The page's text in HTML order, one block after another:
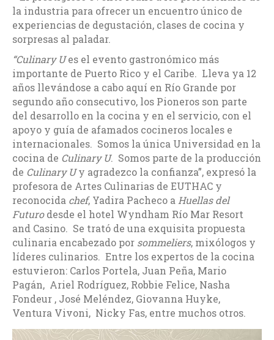
la industria para ofrecer un encuentro único de
experiencias de degustación, clases de cocina y
sorpresas al paladar.
“Culinary Ues el evento gastronómico más
importante de Puerto Rico y el Caribe. Lleva ya 12
años llevándose a cabo aquí en Río Grande por
segundo año consecutivo, los Pioneros son parte
del desarrollo en la cocina y en el servicio, con el
apoyo y guía de afamados cocineros locales e
internacionales. Somos la única Universidad en la
cocina de Culinary U. Somos parte de la producción
de Culinary Uy agradezco la confianza”, expresó la
profesora de Artes Culinarias de EUTHAC y
reconocida chef, Yadira Pacheco a Huellas del
Futurodesde el hotel Wyndham Río Mar Resort
and Casino. Se trató de una exquisita propuesta
culinaria encabezado por sommeliers, mixólogos y
líderes culinarios. Entre los expertos de la cocina
estuvieron: Carlos Portela, Juan Peña, Mario
Pagán, Ariel Rodríguez, Robbie Felice, Nasha
Fondeur , José Meléndez, Giovanna Huyke,
Ventura Vivoni, Nicky Fas, entre muchos otros.